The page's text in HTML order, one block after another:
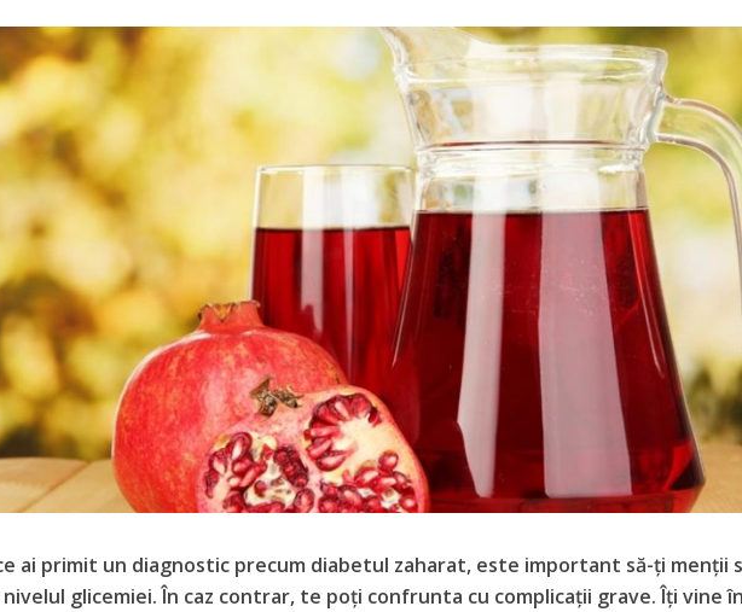
ai primit un diagnostic precum diabetul zaharat, este important să-ţi menţii
glicemiei. În caz contrar, te poţi confrunta cu complicaţii grave. Îţi vine